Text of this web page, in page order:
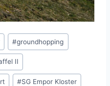
#groundhopping
II
#SG Empor Kloster